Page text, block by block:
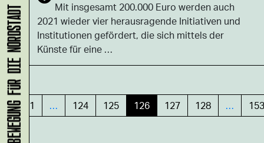
Mit insgesamt 200.000 Euro werden auch
2021 wieder vier herausragende Initiativen und
Institutionen gefördert, die sich mittels der
Künste für eine …
« 1 … 124 125 126 127 128 … 153